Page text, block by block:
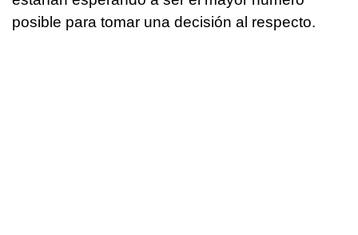
posible para tomar una decisión al respecto.